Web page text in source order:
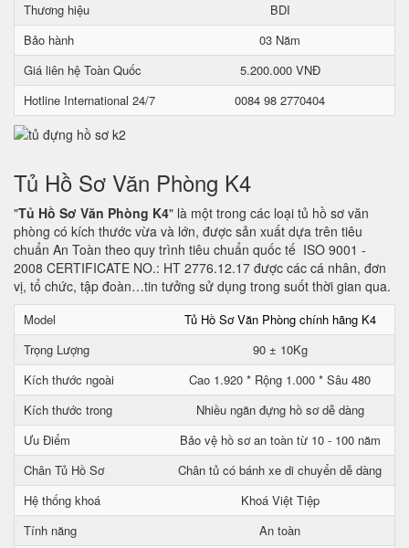
Thương hiệu
BDI
Bảo hành
03 Năm
Giá liên hệ Toàn Quốc
5.200.000 VNĐ
Hotline International 24/7
0084 98 2770404
Tủ Hồ Sơ Văn Phòng K4
"Tủ Hồ Sơ Văn Phòng K4" là một trong các loại tủ hồ sơ văn
phòng có kích thước vừa và lớn, được sản xuất dựa trên tiêu
chuẩn An Toàn theo quy trình tiêu chuẩn quốc tế ISO 9001 -
2008 CERTIFICATE NO.: HT 2776.12.17 được các cá nhân, đơn
vị, tổ chức, tập đoàn…tin tưởng sử dụng trong suốt thời gian qua.
Model
Tủ Hồ Sơ Văn Phòng chính hãng K4
Trọng Lượng
90 ± 10Kg
Kích thước ngoài
Cao 1.920 * Rộng 1.000 * Sâu 480
Kích thước trong
Nhiều ngăn đựng hồ sơ dễ dàng
Ưu Điểm
Bảo vệ hồ sơ an toàn từ 10 - 100 năm
Chân Tủ Hồ Sơ
Chân tủ có bánh xe di chuyển dễ dàng
Hệ thống khoá
Khoá Việt Tiệp
Tính năng
An toàn